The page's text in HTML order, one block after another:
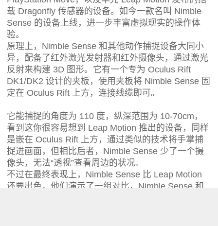
载 Dragonfly 传感器的设备。如今一款名叫 Nimble
Sense 的设备上线，进一步丰富虚拟现实的操作体
验。
原理上，Nimble Sense 和其他动作捕捉设备大同小
异，配备了红外激光发射器和红外摄像头，通过激光
反射来构建 3D 图形。它有一个专为 Oculus Rift
DK1/DK2 设计的夹板，使用夹板将 Nimble Sense 固
定在 Oculus Rift 上方，连接线缆即可。
它能捕捉的角度为 110 度，纵深范围为 10-70cm，
看到这你很容易想到 Leap Motion 推出的设备，同样
是嵌在 Oculus Rift 上方，通过类似的技术将手掌捕
捉进画面，但相比后者，Nimble Sense 少了一个摄
像头，无法“透视”查看周边的状况。
不过在最终表现上，Nimble Sense 比 Leap Motion
还要出色，他们演示了一组对比，Nimble Sense 和